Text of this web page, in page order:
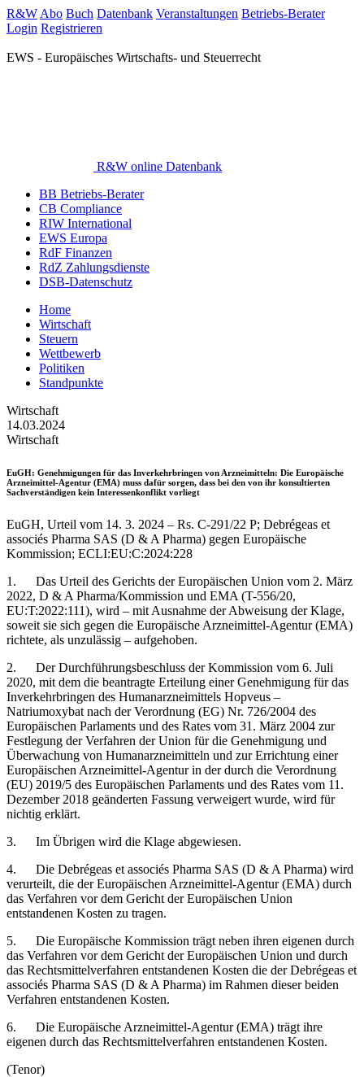
R&W Abo Buch Datenbank Veranstaltungen Betriebs-Berater
Login Registrieren
EWS - Europäisches Wirtschafts- und Steuerrecht
R&W online Datenbank
BB Betriebs-Berater
CB Compliance
RIW International
EWS Europa
RdF Finanzen
RdZ Zahlungsdienste
DSB-Datenschutz
Home
Wirtschaft
Steuern
Wettbewerb
Politiken
Standpunkte
Wirtschaft
14.03.2024
Wirtschaft
EuGH: Genehmigungen für das Inverkehrbringen von Arzneimitteln: Die Europäische
Arzneimittel-Agentur (EMA) muss dafür sorgen, dass bei den von ihr konsultierten
Sachverständigen kein Interessenkonflikt vorliegt
EuGH, Urteil vom 14. 3. 2024 – Rs. C-291/22 P; Debrégeas et
associés Pharma SAS (D & A Pharma) gegen Europäische
Kommission; ECLI:EU:C:2024:228
1. Das Urteil des Gerichts der Europäischen Union vom 2. März
2022, D & A Pharma/Kommission und EMA (T-556/20,
EU:T:2022:111), wird – mit Ausnahme der Abweisung der Klage,
soweit sie sich gegen die Europäische Arzneimittel-Agentur (EMA)
richtete, als unzulässig – aufgehoben.
2. Der Durchführungsbeschluss der Kommission vom 6. Juli
2020, mit dem die beantragte Erteilung einer Genehmigung für das
Inverkehrbringen des Humanarzneimittels Hopveus –
Natriumoxybat nach der Verordnung (EG) Nr. 726/2004 des
Europäischen Parlaments und des Rates vom 31. März 2004 zur
Festlegung der Verfahren der Union für die Genehmigung und
Überwachung von Humanarzneimitteln und zur Errichtung einer
Europäischen Arzneimittel-Agentur in der durch die Verordnung
(EU) 2019/5 des Europäischen Parlaments und des Rates vom 11.
Dezember 2018 geänderten Fassung verweigert wurde, wird für
nichtig erklärt.
3. Im Übrigen wird die Klage abgewiesen.
4. Die Debrégeas et associés Pharma SAS (D & A Pharma) wird
verurteilt, die der Europäischen Arzneimittel-Agentur (EMA) durch
das Verfahren vor dem Gericht der Europäischen Union
entstandenen Kosten zu tragen.
5. Die Europäische Kommission trägt neben ihren eigenen durch
das Verfahren vor dem Gericht der Europäischen Union und durch
das Rechtsmittelverfahren entstandenen Kosten die der Debrégeas et
associés Pharma SAS (D & A Pharma) im Rahmen dieser beiden
Verfahren entstandenen Kosten.
6. Die Europäische Arzneimittel-Agentur (EMA) trägt ihre
eigenen durch das Rechtsmittelverfahren entstandenen Kosten.
(Tenor)